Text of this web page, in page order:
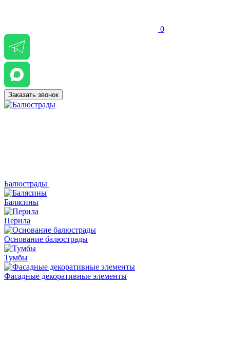
0
Заказать звонок
Балюстрады
Балясины
Перила
Основание балюстрады
Тумбы
Фасадные декоративные элементы